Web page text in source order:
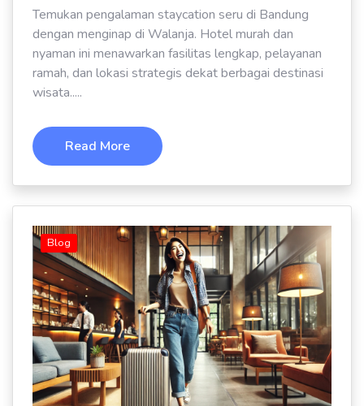
Temukan pengalaman staycation seru di Bandung
dengan menginap di Walanja. Hotel murah dan
nyaman ini menawarkan fasilitas lengkap, pelayanan
ramah, dan lokasi strategis dekat berbagai destinasi
wisata.....
Read More
Blog